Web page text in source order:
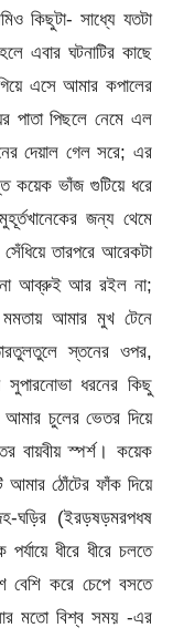
কিছুটা- সাধ্যে যতটা
এবার ঘটনাটির কাছে
এসে আমার কপালের
পাতা পিছলে নেমে এল
দেয়াল গেল সরে; এর
কয়েক ভাঁজ গুটিয়ে ধরে
জন্য থেমে
তারপরে আরেকটা
আব্রুই আর রইল না;
মমতায় আমার মুখ টেনে
স্তনের ওপর,
সুপারনোভা ধরনের কিছু
চুলের ভেতর দিয়ে
বায়বীয় স্পর্শ। কয়েক
ঠোঁটের ফাঁক দিয়ে
ঘড়ির (ইরড়ষড়মরপধষ
ধীরে ধীরে চলতে
করে চেপে বসতে
মতো বিশ্ব সময় -এর